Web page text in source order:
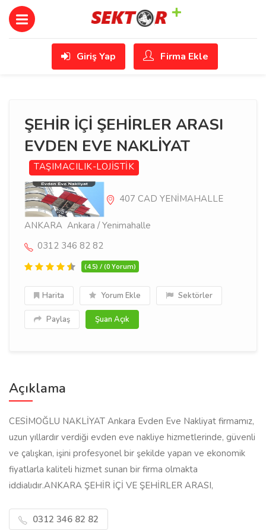
Giriş Yap Firma Ekle
ŞEHİR İÇİ ŞEHİRLER ARASI
EVDEN EVE NAKLİYAT
TAŞIMACILIK-LOJİSTİK
407 CAD YENİMAHALLE
ANKARA Ankara / Yenimahalle
0312 346 82 82
(4.5) / (0 Yorum)
Harita Yorum Ekle Sektörler
Paylaş Şuan Açık
Açıklama
CESİMOĞLU NAKLİYAT Ankara Evden Eve Nakliyat firmamız,
uzun yıllardır verdiği evden eve nakliye hizmetlerinde, güvenli
ve çalışkan, işini profesyonel bir şekilde yapan ve ekonomik
fiyatlarla kaliteli hizmet sunan bir firma olmakta
iddialıdır.ANKARA ŞEHİR İÇİ VE ŞEHİRLER ARASI,
0312 346 82 82